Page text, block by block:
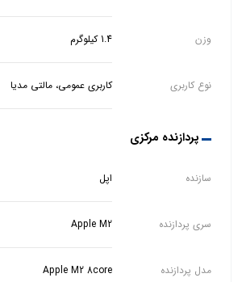
وزن 1.4 کیلوگرم
نوع کاربری کاربری عمومی، مالتی مدیا
پردازنده مرکزی
سازنده اپل
سری پردازنده Apple M2
مدل پردازنده Apple M2 8core